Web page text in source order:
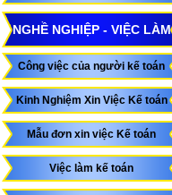
NGHỀ NGHIỆP - VIỆC LÀM
Công việc của người kế toán
Kinh Nghiệm Xin Việc Kế toán
Mẫu đơn xin việc Kế toán
Việc làm kế toán